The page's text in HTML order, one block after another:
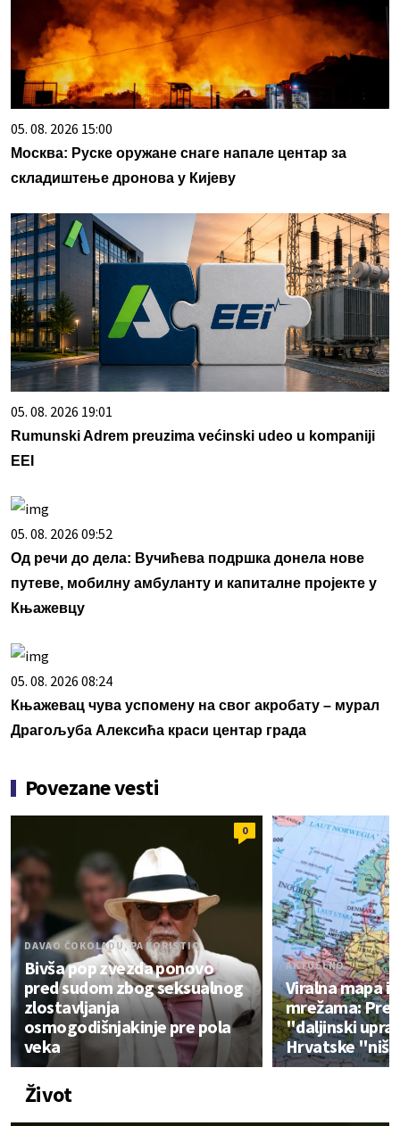
05. 08. 2026 15:00
Москва: Руске оружане снаге напале центар за
складиштење дронова у Кијеву
05. 08. 2026 19:01
Rumunski Adrem preuzima većinski udeo u kompaniji
EEI
05. 08. 2026 09:52
Од речи до дела: Вучићева подршка донела нове
путеве, мобилну амбуланту и капиталне пројекте у
Књажевцу
05. 08. 2026 08:24
Књажевац чува успомену на свог акробату – мурал
Драгoљуба Алексића краси центар града
Povezane vesti
0
DAVAO ČOKOLADU, PA KORISTIO
Bivša pop zvezda ponovo
pred sudom zbog seksualnog
zlostavljanja
osmogodišnjakinje pre pola
veka
AKTUELNO
Viralna mapa
mrežama:
"daljinski
Hrvatske
Život